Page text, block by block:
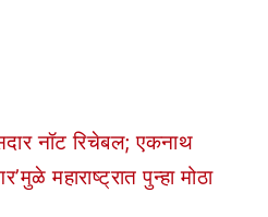
नॉट रिचेबल; एकनाथ
महाराष्ट्रात पुन्हा मोठा